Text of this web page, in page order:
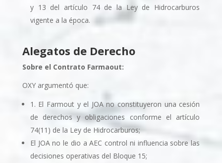
y 13 del artículo 74 de la Ley de Hidrocarburos
vigente a la época.
Alegatos de Derecho
Sobre el Contrato Farmaout:
OXY argumentó que:
1. El Farmout y el JOA no constituyeron una cesión
de derechos y obligaciones conforme el artí­culo
74(11) de la Ley de Hidrocarburos;
El JOA no le dio a AEC control ni influencia sobre las
decisiones operativas del Bloque 15;